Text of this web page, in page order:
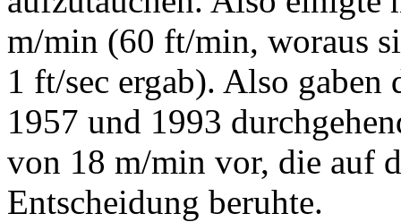
m/min (60 ft/min, woraus
1 ft/sec ergab). Also
1957 und 1993
von 18 m/min vor, die auf
Entscheidung beruhte.